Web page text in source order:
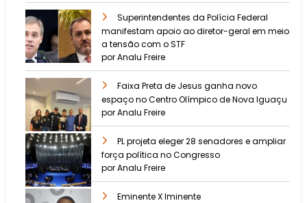
Superintendentes da Polícia Federal
manifestam apoio ao diretor-geral em meio
a tensão com o STF
por Analu Freire
Faixa Preta de Jesus ganha novo
espaço no Centro Olímpico de Nova Iguaçu
por Analu Freire
PL projeta eleger 28 senadores e ampliar
força política no Congresso
por Analu Freire
Eminente X Iminente